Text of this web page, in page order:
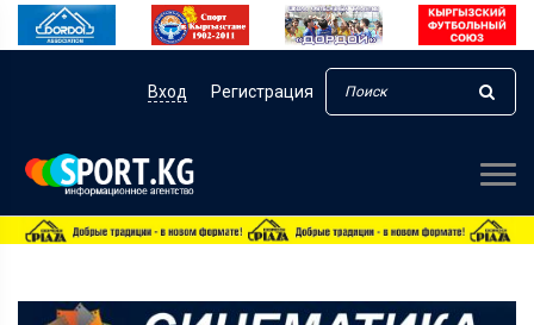
Вход Регистрация